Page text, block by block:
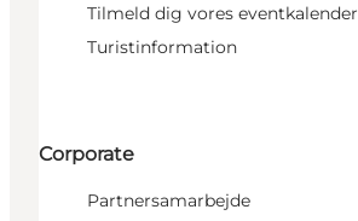
Tilmeld dig vores eventkalender
Turistinformation
Corporate
Partnersamarbejde